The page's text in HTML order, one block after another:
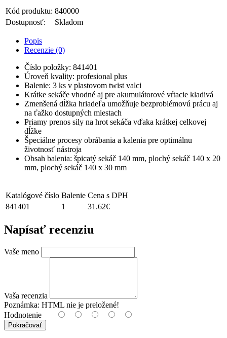
Kód produktu: 840000
Dostupnosť:
Skladom
Popis
Recenzie (0)
Číslo položky: 841401
Úroveň kvality: profesional plus
Balenie: 3 ks v plastovom twist valci
Krátke sekáče vhodné aj pre akumulátorové vŕtacie kladivá
Zmenšená dĺžka hriadeľa umožňuje bezproblémovú prácu aj
na ťažko dostupných miestach
Priamy prenos sily na hrot sekáča vďaka krátkej celkovej
dĺžke
Špeciálne procesy obrábania a kalenia pre optimálnu
životnosť nástroja
Obsah balenia: špicatý sekáč 140 mm, plochý sekáč 140 x 20
mm, plochý sekáč 140 x 30 mm
Katalógové číslo Balenie Cena s DPH
841401
1 31.62€
Napísať recenziu
Vaše meno
Vaša recenzia
Poznámka: HTML nie je preložené!
Hodnotenie
Pokračovať